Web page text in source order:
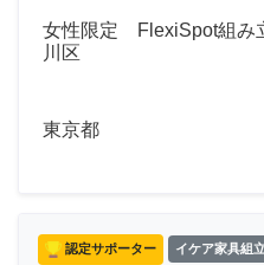
女性限定 FlexiSpot組み
川区
東京都
認定サポーター イケア家具組